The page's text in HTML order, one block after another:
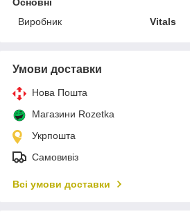
Виробник
Vitals
Умови доставки
Нова Пошта
Магазини Rozetka
Укрпошта
Самовивіз
Всі умови доставки